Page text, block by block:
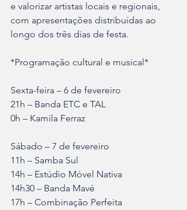
e valorizar artistas locais e regionais,
com apresentações distribuídas ao
longo dos três dias de festa.
*Programação cultural e musical*
Sexta-feira – 6 de fevereiro
21h – Banda ETC e TAL
0h – Kamila Ferraz
Sábado – 7 de fevereiro
11h – Samba Sul
14h – Estúdio Móvel Nativa
14h30 – Banda Mavé
17h – Combinação Perfeita